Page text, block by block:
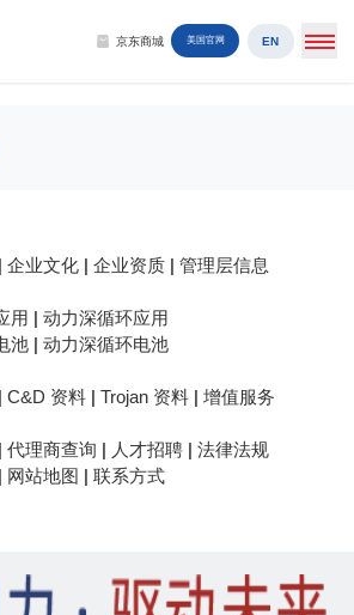
京东商城 美国官网 EN
|企业文化 |企业资质 |管理层信息
用 |动力深循环应用
池 |动力深循环电池
|C&D 资料 |Trojan 资料 |增值服务
|代理商查询 | 人才招聘 |法律法规
| 网站地图 |联系方式